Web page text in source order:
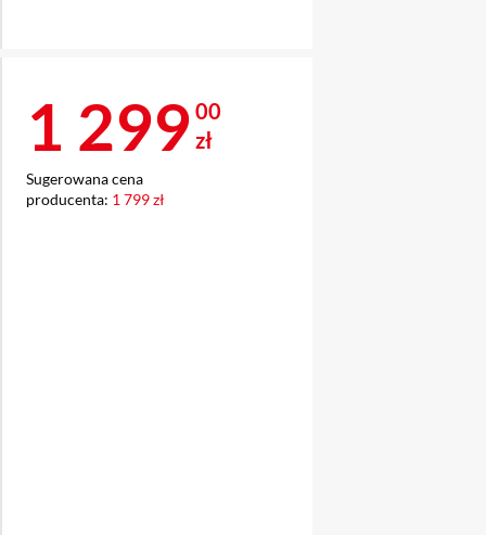
Cena 1 299 zł
1 299 00
zł
Sugerowana cena
producenta: 1 799 zł